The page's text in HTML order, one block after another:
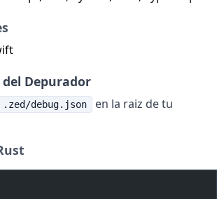
Depurador
.zed/debug.json
en la raiz de tu